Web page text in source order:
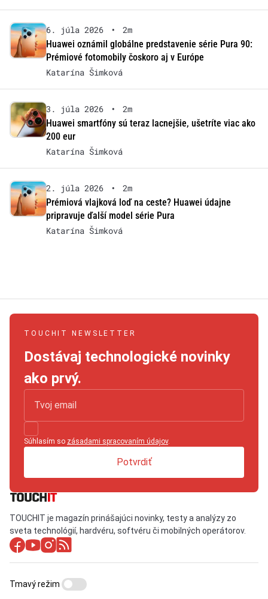
6. júla 2026 •
2m
Huawei oznámil globálne predstavenie série Pura 90:
Prémiové fotomobily čoskoro aj v Európe
Katarína Šimková
3. júla 2026 •
2m
Huawei smartfóny sú teraz lacnejšie, ušetríte viac ako
200 eur
Katarína Šimková
2. júla 2026 •
2m
Prémiová vlajková loď na ceste? Huawei údajne
pripravuje ďalší model série Pura
Katarína Šimková
TOUCHIT NEWSLETTER
Dostávaj technologické novinky
ako prvý.
Súhlasím so zásadami spracovaním údajov.
Potvrdiť
TOUCHIT je magazín prinášajúci novinky, testy a analýzy zo
sveta technológií, hardvéru, softvéru či mobilných operátorov.
Tmavý režim